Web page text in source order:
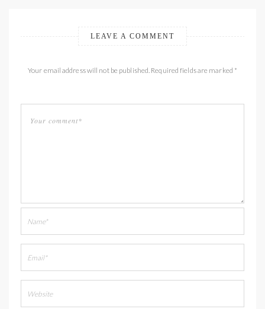
LEAVE A COMMENT
Your email address will not be published. Required fields are marked *